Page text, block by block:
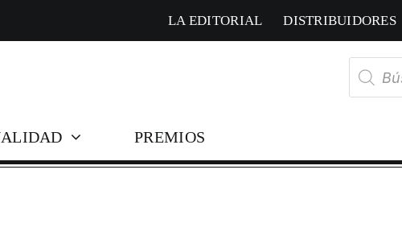
LA EDITORIAL DISTRIBUIDORES
Búsqueda
de
productos
PREMIOS